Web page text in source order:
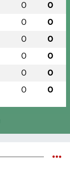
0 0
0 0
0 0
0 0
0 0
0 0